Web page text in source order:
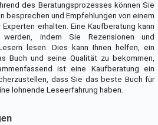
des Beratungsprozesses können Sie
besprechen und Empfehlungen von einem
erhalten. Eine Kaufberatung kann
indem Sie Rezensionen und
lesen. Dies kann Ihnen helfen, ein
Buch und seine Qualität zu bekommen,
ist eine Kaufberatung ein
dass Sie das beste Buch für
lohnende Leseerfahrung haben.